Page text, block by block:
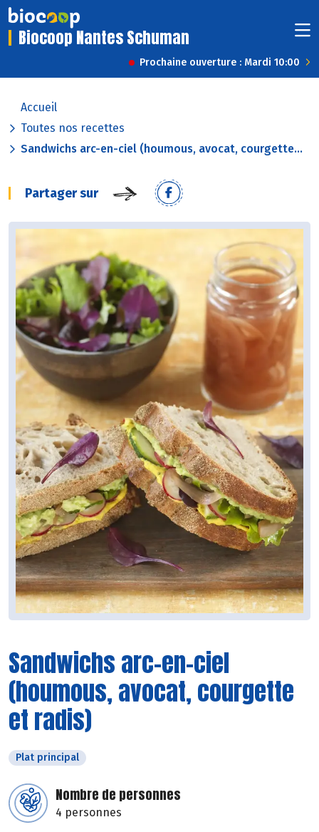
Biocoop Nantes Schuman
Prochaine ouverture : Mardi 10:00
Accueil
Toutes nos recettes
Sandwichs arc-en-ciel (houmous, avocat, courgette...
Partager sur
Sandwichs arc-en-ciel
(houmous, avocat, courgette
et radis)
Plat principal
Nombre de personnes
4 personnes